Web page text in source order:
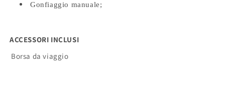
Gonfiaggio manuale;
ACCESSORI INCLUSI
Borsa da viaggio